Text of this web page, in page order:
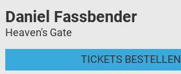
Daniel Fassbender
Heaven's Gate
TICKETS BESTELLEN